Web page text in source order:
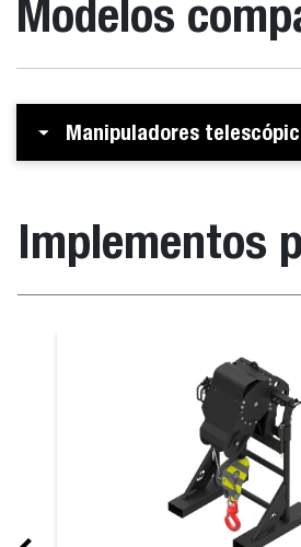
Modelos
Manipuladores
Implementos